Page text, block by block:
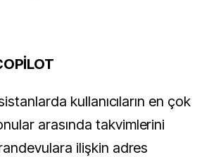
kullanıcıların en çok
arasında takvimlerini
ilişkin adres